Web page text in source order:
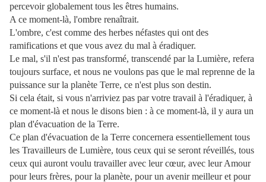
percevoir globalement tous les êtres humains.
A ce moment-là, l'ombre renaîtrait.
L'ombre, c'est comme des herbes néfastes qui ont des
ramifications et que vous avez du mal à éradiquer.
Le mal, s'il n'est pas transformé, transcendé par la Lumière, refera
toujours surface, et nous ne voulons pas que le mal reprenne de la
puissance sur la planète Terre, ce n'est plus son destin.
Si cela était, si vous n'arriviez pas par votre travail à l'éradiquer, à
ce moment-là et nous le disons bien : à ce moment-là, il y aura un
plan d'évacuation de la Terre.
Ce plan d'évacuation de la Terre concernera essentiellement tous
les Travailleurs de Lumière, tous ceux qui se seront réveillés, tous
ceux qui auront voulu travailler avec leur cœur, avec leur Amour
pour leurs frères, pour la planète, pour un avenir meilleur et pour